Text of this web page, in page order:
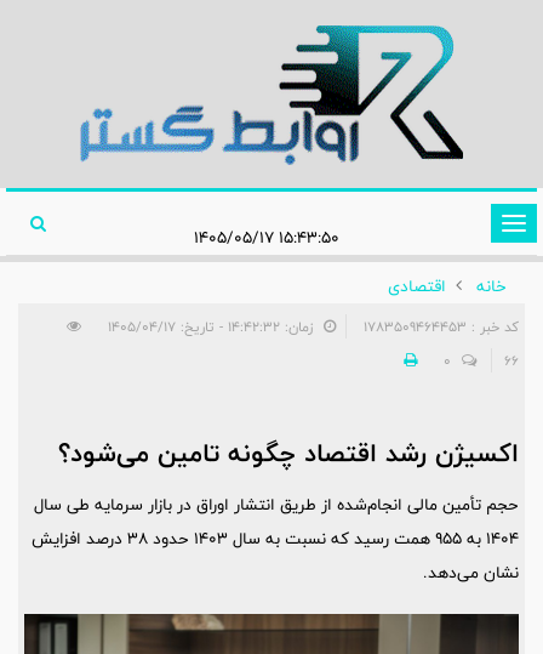
تغییر
وضعیت
ناوبری
خانه
اقتصادی
کد خبر : 1783509464453
زمان: ۱۴:۴۲:۳۲ - تاریخ: ۱۴۰۵/۰۴/۱۷
66
0
اکسیژن رشد اقتصاد چگونه تامین می‌شود؟
حجم تأمین مالی انجام‌شده از طریق انتشار اوراق در بازار سرمایه طی سال
۱۴۰۴ به ۹۵۵ همت رسید که نسبت به سال ۱۴۰۳ حدود ۳۸ درصد افزایش
نشان می‌دهد.